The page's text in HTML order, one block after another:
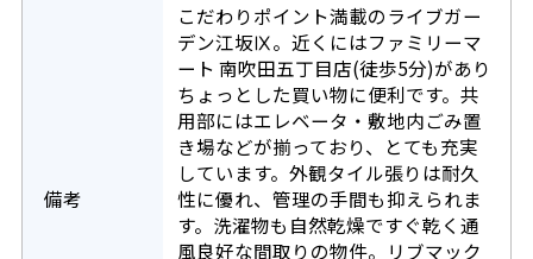
備考
こだわりポイント満載のライブガー
デン江坂Ⅸ。近くにはファミリーマ
ート 南吹田五丁目店(徒歩5分)があり
ちょっとした買い物に便利です。共
用部にはエレベータ・敷地内ごみ置
き場などが揃っており、とても充実
しています。外観タイル張りは耐久
性に優れ、管理の手間も抑えられま
す。洗濯物も自然乾燥ですぐ乾く通
風良好な間取りの物件。リブマック